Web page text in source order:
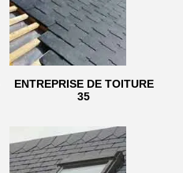
ENTREPRISE DE TOITURE
35